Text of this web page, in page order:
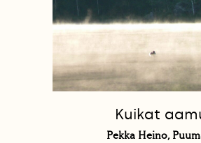
Kuikat
Pekka Heino,